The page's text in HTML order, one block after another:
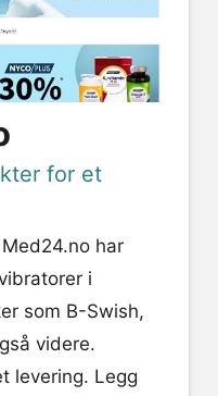
for et
har
i
som B-Swish,
videre.
levering. Legg